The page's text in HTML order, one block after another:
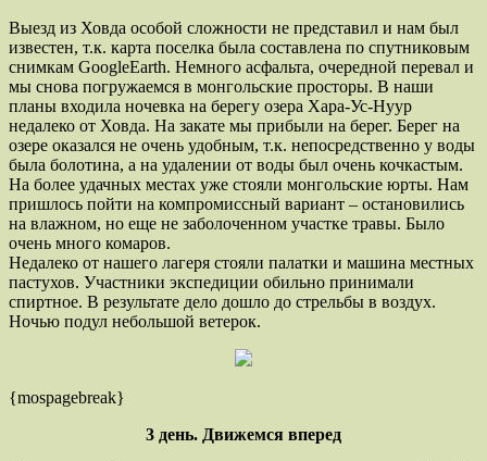
Выезд из Ховда особой сложности не представил и нам был
известен, т.к. карта поселка была составлена по спутниковым
снимкам GoogleEarth. Немного асфальта, очередной перевал и
мы снова погружаемся в монгольские просторы. В наши
планы входила ночевка на берегу озера Хара-Ус-Нуур
недалеко от Ховда. На закате мы прибыли на берег. Берег на
озере оказался не очень удобным, т.к. непосредственно у воды
была болотина, а на удалении от воды был очень кочкастым.
На более удачных местах уже стояли монгольские юрты. Нам
пришлось пойти на компромиссный вариант – остановились
на влажном, но еще не заболоченном участке травы. Было
очень много комаров.
Недалеко от нашего лагеря стояли палатки и машина местных
пастухов. Участники экспедиции обильно принимали
спиртное. В результате дело дошло до стрельбы в воздух.
Ночью подул небольшой ветерок.
{mospagebreak}
3 день. Движемся вперед